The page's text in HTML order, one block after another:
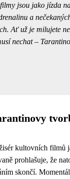
jsou jako jízda
a
Ať už je milujete
nechat –
kultovních filmů
prohlašuje, že
skončí.